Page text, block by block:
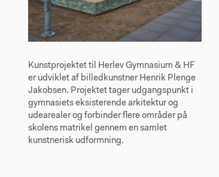
Kunstprojektet til Herlev Gymnasium & HF
er udviklet af billedkunstner Henrik Plenge
Jakobsen. Projektet tager udgangspunkt i
gymnasiets eksisterende arkitektur og
udearealer og forbinder flere områder på
skolens matrikel gennem en samlet
kunstnerisk udformning.